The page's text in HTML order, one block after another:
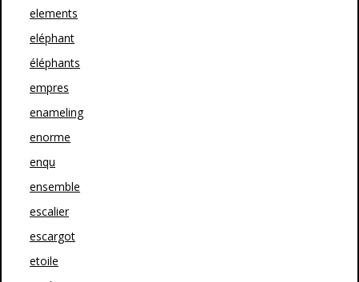
elements
eléphant
éléphants
empres
enameling
enorme
enqu
ensemble
escalier
escargot
etoile